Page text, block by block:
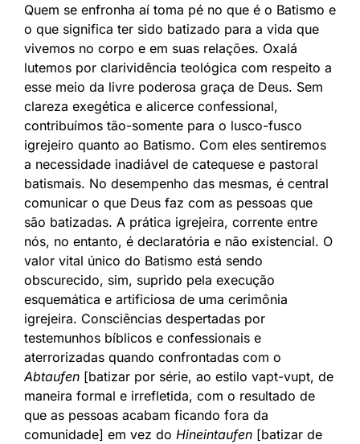
Quem se enfronha aí toma pé no que é o Batismo e
o que significa ter sido batizado para a vida que
vivemos no corpo e em suas relações. Oxalá
lutemos por clarividência teológica com respeito a
esse meio da livre poderosa graça de Deus. Sem
clareza exegética e alicerce confessional,
contribuímos tão-somente para o lusco-fusco
igrejeiro quanto ao Batismo. Com eles sentiremos
a necessidade inadiável de catequese e pastoral
batismais. No desempenho das mesmas, é central
comunicar o que Deus faz com as pessoas que
são batizadas. A prática igrejeira, corrente entre
nós, no entanto, é declaratória e não existencial. O
valor vital único do Batismo está sendo
obscurecido, sim, suprido pela execução
esquemática e artificiosa de uma cerimônia
igrejeira. Consciências despertadas por
testemunhos bíblicos e confessionais e
aterrorizadas quando confrontadas com o
Abtaufen [batizar por série, ao estilo vapt-vupt, de
maneira formal e irrefletida, com o resultado de
que as pessoas acabam ficando fora da
comunidade] em vez do Hineintaufen [batizar de